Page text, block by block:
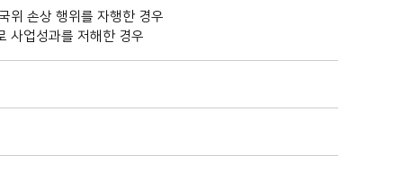
위 손상 행위를 자행한 경우
사업성과를 저해한 경우